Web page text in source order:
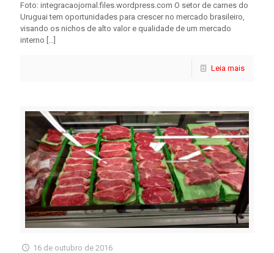
Foto: integracaojornal.files.wordpress.com O setor de carnes do
Uruguai tem oportunidades para crescer no mercado brasileiro,
visando os nichos de alto valor e qualidade de um mercado
interno […]
Leia mais
16 de outubro de 2016